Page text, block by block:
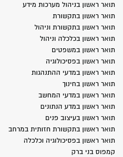
תואר ראשון בניהול מערכות מידע
תואר ראשון בתקשורת
תואר ראשון בתקשורת וניהול
תואר ראשון בכלכלה וניהול
תואר ראשון במשפטים
תואר ראשון בפסיכולוגיה
תואר ראשון במדעי ההתנהגות
תואר ראשון בחינוך
תואר ראשון במדעי המחשב
תואר ראשון במדע הנתונים
תואר ראשון בעיצוב פנים
תואר ראשון בתקשורת חזותית במרחב
תואר ראשון בפסיכולוגיה וכלכלה
קמפוס בני ברק